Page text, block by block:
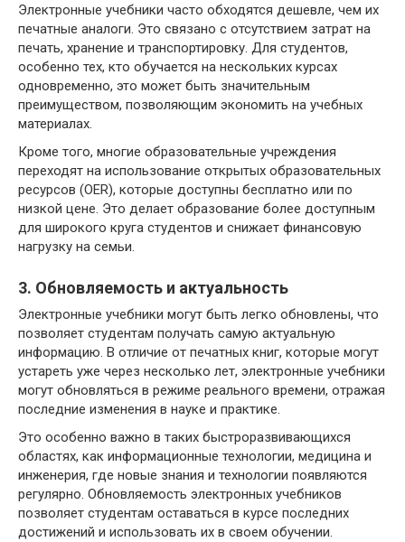
Электронные учебники часто обходятся дешевле, чем их
печатные аналоги. Это связано с отсутствием затрат на
печать, хранение и транспортировку. Для студентов,
особенно тех, кто обучается на нескольких курсах
одновременно, это может быть значительным
преимуществом, позволяющим экономить на учебных
материалах.
Кроме того, многие образовательные учреждения
переходят на использование открытых образовательных
ресурсов (OER), которые доступны бесплатно или по
низкой цене. Это делает образование более доступным
для широкого круга студентов и снижает финансовую
нагрузку на семьи.
3. Обновляемость и актуальность
Электронные учебники могут быть легко обновлены, что
позволяет студентам получать самую актуальную
информацию. В отличие от печатных книг, которые могут
устареть уже через несколько лет, электронные учебники
могут обновляться в режиме реального времени, отражая
последние изменения в науке и практике.
Это особенно важно в таких быстроразвивающихся
областях, как информационные технологии, медицина и
инженерия, где новые знания и технологии появляются
регулярно. Обновляемость электронных учебников
позволяет студентам оставаться в курсе последних
достижений и использовать их в своем обучении.